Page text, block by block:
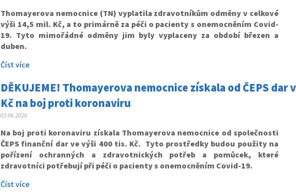
Thomayerova nemocnice (TN) vyplatila zdravotníkům odměny v celkové
výši 14,5 mil. Kč, a to primárně za péči o pacienty s onemocněním Covid-
19. Tyto mimořádné odměny jim byly vyplaceny za období březen a
duben.
Číst více
DĚKUJEME! Thomayerova nemocnice získala od ČEPS dar
Kč na boj proti koronaviru
03.06.2020
Na boj proti koronaviru získala Thomayerova nemocnice od společnosti
ČEPS finanční dar ve výši 400 tis. Kč. Tyto prostředky budou použity na
pořízení ochranných a zdravotnických potřeb a pomůcek, které
zdravotníci potřebují při péči o pacienty s onemocněním Covid-19.
Číst více